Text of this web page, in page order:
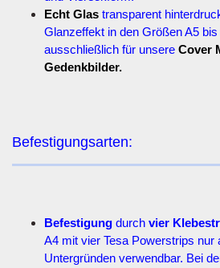
Echt Glas transparent
Glanzeffekt in den Größen A5
ausschließlich für unsere Cover
Gedenkbilder.
Befestigungsarten:
Befestigung durch vier
A4 mit vier Tesa Powerstrips nur
Untergründen verwendbar. Bei